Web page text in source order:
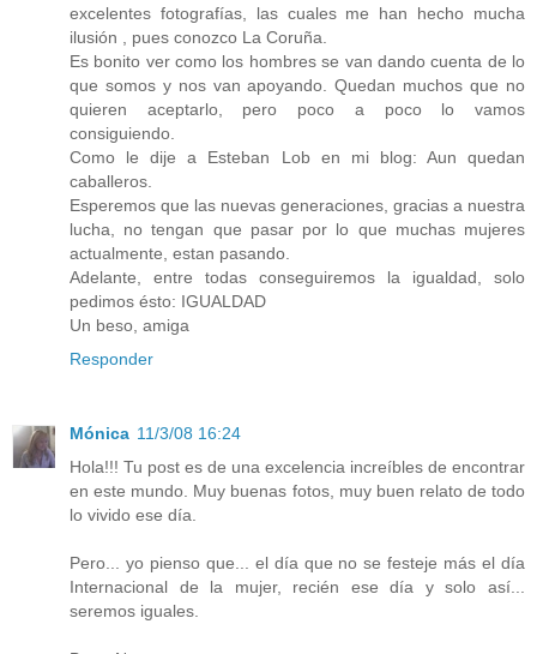
excelentes fotografías, las cuales me han hecho mucha
ilusión , pues conozco La Coruña.
Es bonito ver como los hombres se van dando cuenta de lo
que somos y nos van apoyando. Quedan muchos que no
quieren aceptarlo, pero poco a poco lo vamos
consiguiendo.
Como le dije a Esteban Lob en mi blog: Aun quedan
caballeros.
Esperemos que las nuevas generaciones, gracias a nuestra
lucha, no tengan que pasar por lo que muchas mujeres
actualmente, estan pasando.
Adelante, entre todas conseguiremos la igualdad, solo
pedimos ésto: IGUALDAD
Un beso, amiga
Responder
Mónica 11/3/08 16:24
Hola!!! Tu post es de una excelencia increíbles de encontrar
en este mundo. Muy buenas fotos, muy buen relato de todo
lo vivido ese día.
Pero... yo pienso que... el día que no se festeje más el día
Internacional de la mujer, recién ese día y solo así...
seremos iguales.